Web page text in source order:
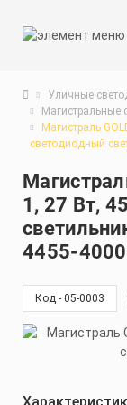
Уличные
Магистральные
Магистраль
светодиодный
1, 27 Вт,
4455-
Код - 05-0003